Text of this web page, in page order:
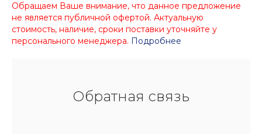
Обращаем Ваше внимание, что данное предложение
не является публичной офертой. Актуальную
стоимость, наличие, сроки поставки уточняйте у
персонального менеджера. Подробнее
Обратная связь